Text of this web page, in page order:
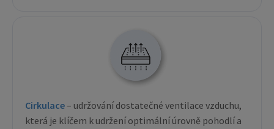
Cirkulace– udržování dostatečné ventilace vzduchu,
která je klíčem k udržení optimální úrovně pohodlí a